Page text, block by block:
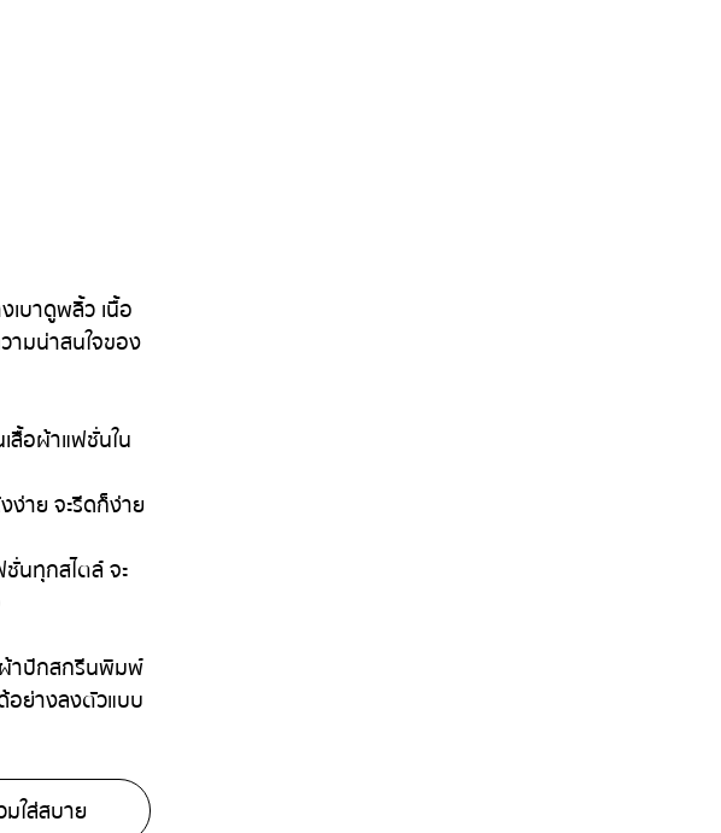
บาดูพลิ้ว เนื้อ
ามน่าสนใจของ
สื้อผ้าแฟชั่นใน
ง่าย จะรีดก็ง่าย
นทุกสไตล์ จะ
ผ้าปักสกรีนพิมพ์
อย่างลงตัวแบบ
มใส่สบาย